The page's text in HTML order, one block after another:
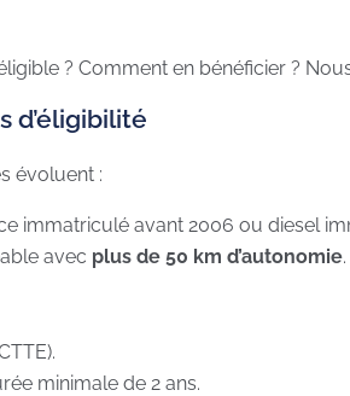
? Comment en bénéficier ?
d’éligibilité
évoluent :
immatriculé avant 2006 ou diesel
avec plus de 50 km d’autonomie.
minimale de 2 ans.